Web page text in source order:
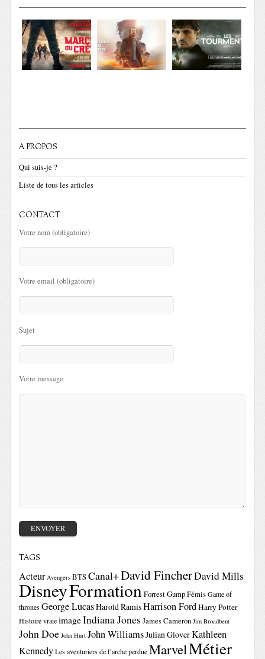
A PROPOS
Qui suis-je ?
Liste de tous les articles
CONTACT
Votre nom (obligatoire)
Votre email (obligatoire)
Sujet
Votre message
TAGS
Acteur Avengers BTSCanal+David FincherDavid Mills
DisneyFormationForrest GumpFémis Game of
thrones George LucasHarold RamisHarrison FordHarry Potter
Histoire vraie imageIndiana Jones James Cameron Jim Broadbent
John Doe John Hurt John WilliamsJulian GloverKathleen
Kennedy Les aventuriers de l’arche perdue MarvelMétier